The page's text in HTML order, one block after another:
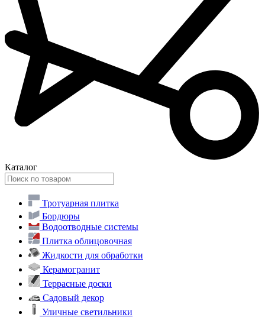
Каталог
Тротуарная плитка
Бордюры
Водоотводные системы
Плитка облицовочная